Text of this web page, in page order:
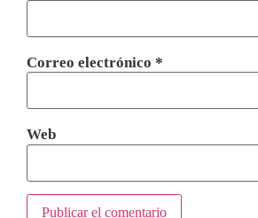
Correo electrónico *
Web